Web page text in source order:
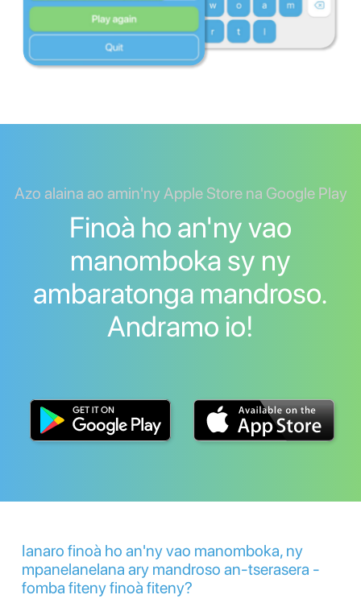
Azo alaina ao amin'ny Apple Store na Google Play
Finoà ho an'ny vao
manomboka sy ny
ambaratonga mandroso.
Andramo io!
Ianaro finoà ho an'ny vao manomboka, ny
mpanelanelana ary mandroso an-tserasera -
fomba fiteny finoà fiteny?